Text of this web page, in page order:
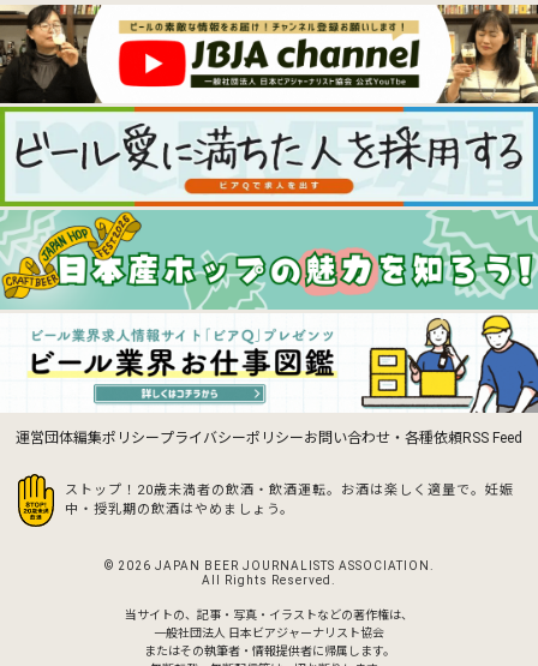
運営団体編集ポリシープライバシーポリシーお問い合わせ・各種依頼RSS Feed
ストップ！20歳未満者の飲酒・飲酒運転。お酒は楽しく適量で。 妊娠
中・授乳期の飲酒はやめましょう。
© 2026 JAPAN BEER JOURNALISTS ASSOCIATION.
All Rights Reserved.
当サイトの、記事・写真・イラストなどの著作権は、
一般社団法人 日本ビアジャーナリスト協会
またはその執筆者・情報提供者に帰属します。